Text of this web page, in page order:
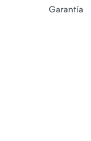
Garantía